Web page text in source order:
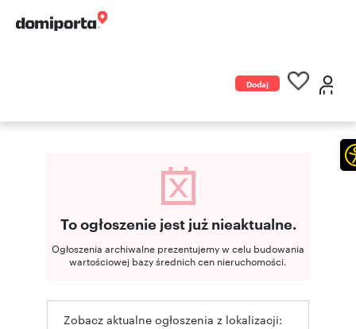
Dodaj
To ogłoszenie jest już nieaktualne.
Ogłoszenia archiwalne prezentujemy w celu budowania
wartościowej bazy średnich cen nieruchomości.
Zobacz aktualne ogłoszenia z lokalizacji: